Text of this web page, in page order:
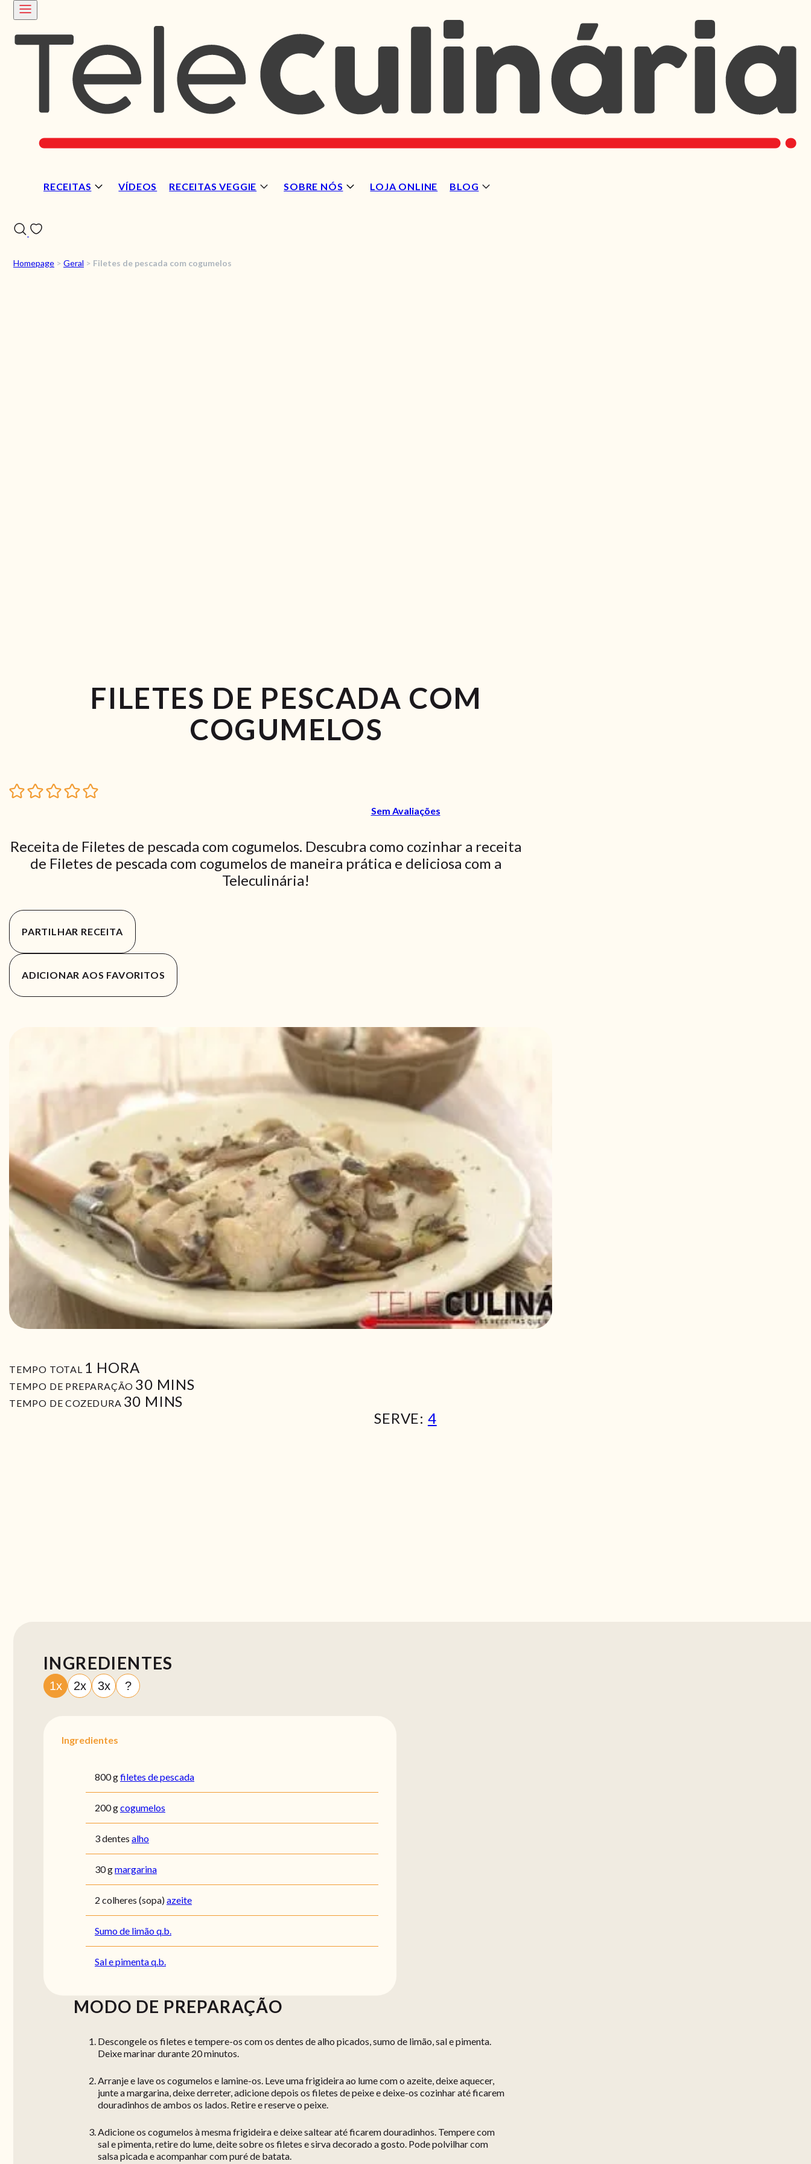
RECEITAS VÍDEOS RECEITAS VEGGIE SOBRE NÓS LOJA ONLINE BLOG
Homepage > Geral > Filetes de pescada com cogumelos
FILETES DE PESCADA COM
COGUMELOS
Sem Avaliações
Receita de Filetes de pescada com cogumelos. Descubra como cozinhar a receita
de Filetes de pescada com cogumelos de maneira prática e deliciosa com a
Teleculinária!
PARTILHAR RECEITA
ADICIONAR AOS FAVORITOS
TEMPO TOTAL 1 HORA
HORA
TEMPO DE PREPARAÇÃO 30MIN
MINS
TEMPO DE COZEDURA 30 MIN
MINS
SERVE: 4
INGREDIENTES
1x 2x 3x ?
Ingredientes
800 gfiletes de pescada
200 gcogumelos
3 dentes alho
30 gmargarina
2 colheres (sopa)azeite
Sumo de limão q.b.
Sal e pimenta q.b.
MODO DE PREPARAÇÃO
Descongele os filetes e tempere-os com os dentes de alho picados, sumo de limão, sal e pimenta.
Deixe marinar durante 20 minutos.
Arranje e lave os cogumelos e lamine-os. Leve uma frigideira ao lume com o azeite, deixe aquecer,
junte a margarina, deixe derreter, adicione depois os filetes de peixe e deixe-os cozinhar até ficarem
douradinhos de ambos os lados. Retire e reserve o peixe.
Adicione os cogumelos à mesma frigideira e deixe saltear até ficarem douradinhos. Tempere com
sal e pimenta, retire do lume, deite sobre os filetes e sirva decorado a gosto. Pode polvilhar com
salsa picada e acompanhar com puré de batata.